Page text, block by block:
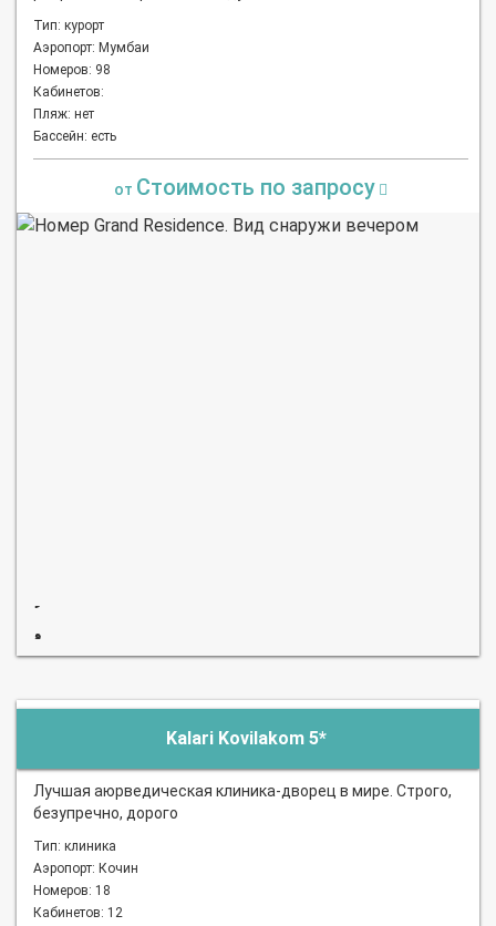
Тип: курорт
Аэропорт: Мумбаи
Номеров: 98
Кабинетов:
Пляж: нет
Бассейн: есть
от Стоимость по запросу
Kalari Kovilakom 5*
Лучшая аюрведическая клиника-дворец в мире. Строго,
безупречно, дорого
Тип: клиника
Аэропорт: Кочин
Номеров: 18
Кабинетов: 12